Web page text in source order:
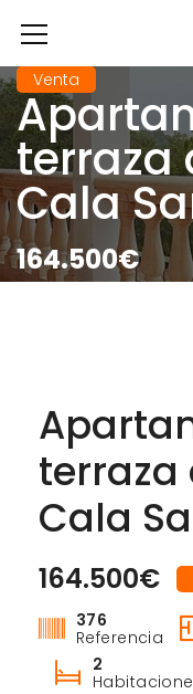
Venta
terraza
Cala
164.500€
terraza
Cala
164.500€
376
Referencia
2